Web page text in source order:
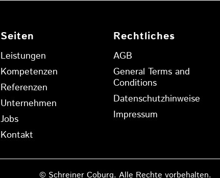
Seiten
Leistungen
Kompetenzen
Referenzen
Unternehmen
Jobs
Kontakt
Rechtliches
AGB
General Terms and
Conditions
Datenschutzhinweise
Impressum
© Schreiner Coburg. Alle Rechte vorbehalten.